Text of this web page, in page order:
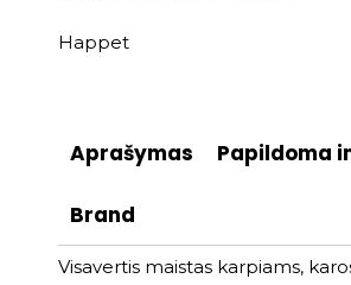
Happet
Aprašymas Papildoma
Brand
Visavertis maistas karpiams,